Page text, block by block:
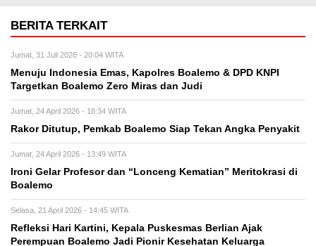
BERITA TERKAIT
Jumat, 31 Juli 2026 - 20:04 WITA
Menuju Indonesia Emas, Kapolres Boalemo & DPD KNPI
Targetkan Boalemo Zero Miras dan Judi
Jumat, 24 April 2026 - 18:34 WITA
Rakor Ditutup, Pemkab Boalemo Siap Tekan Angka Penyakit
Jumat, 24 April 2026 - 13:49 WITA
Ironi Gelar Profesor dan “Lonceng Kematian” Meritokrasi di
Boalemo
Selasa, 21 April 2026 - 14:45 WITA
Refleksi Hari Kartini, Kepala Puskesmas Berlian Ajak
Perempuan Boalemo Jadi Pionir Kesehatan Keluarga